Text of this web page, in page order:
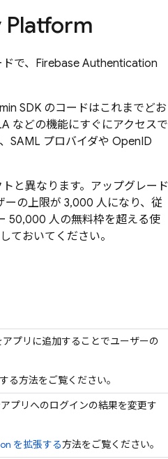
で、 Firebase Authentication
SDK のコードはこれまでどお
などの機能にすぐにアクセスで
SAML プロバイダや OpenID
と異なります。アップグレード
ーの上限が 3,000 人になり、従
50,000 人の無料枠を超える使
ておいてください。
プリに追加することでユーザーの
る方法をご覧ください。
プリへのログインの結果を変更す
を拡張する方法をご覧ください。